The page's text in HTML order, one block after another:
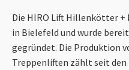
Die HIRO Lift Hillenkötter +
in Bielefeld und wurde
gegründet. Die Produktion
Treppenliften zählt seit den